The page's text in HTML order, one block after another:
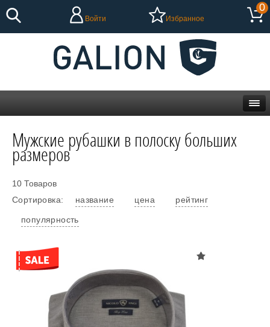
Войти Избранное
0
Мужские рубашки в полоску больших
размеров
Сортировка: название цена рейтинг
популярность
10 Товаров